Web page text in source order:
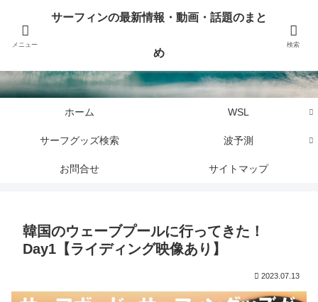
サーフィンに関するニュース・話題や最新情報を写真、画像、動画でまとめて
ホーム WSL
サーフグッズ検索 波予測
お問合せ サイトマップ
韓国のウェーブプールに行ってきた！
Day1【ライディング映像あり】
2023.07.13
メニュー
サーフィンの最新情報・動画・話題のまと
め
検索